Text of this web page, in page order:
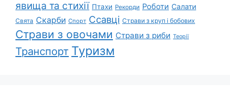
явища та стихії Птахи Рекорди Роботи Салати
Свята Скарби Спорт Ссавці Страви з круп і бобових
Страви з овочами Страви з риби Теорії
Транспорт Туризм